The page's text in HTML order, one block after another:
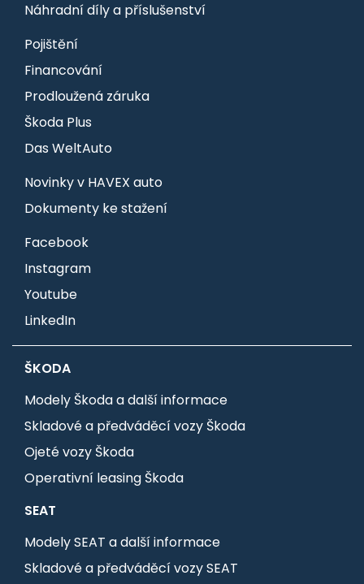
Náhradní díly a příslušenství
Pojištění
Financování
Prodloužená záruka
Škoda Plus
Das WeltAuto
Novinky v HAVEX auto
Dokumenty ke stažení
Facebook
Instagram
Youtube
LinkedIn
ŠKODA
Modely Škoda a další informace
Skladové a předváděcí vozy Škoda
Ojeté vozy Škoda
Operativní leasing Škoda
SEAT
Modely SEAT a další informace
Skladové a předváděcí vozy SEAT